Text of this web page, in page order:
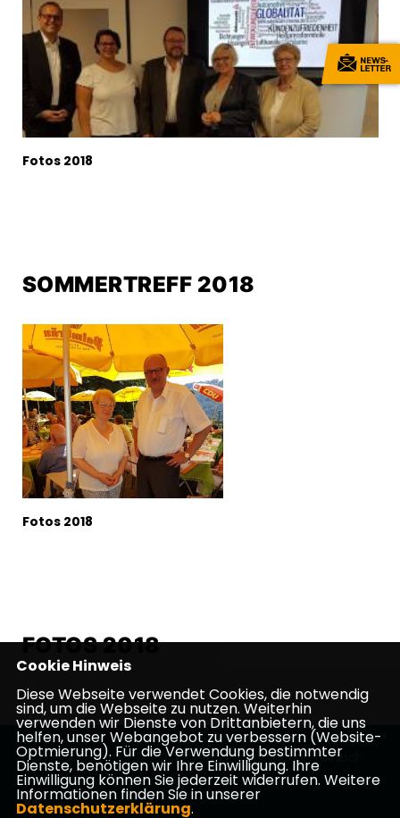
Fotos 2018
SOMMERTREFF 2018
Fotos 2018
FOTOS 2018
Homepage des CDU Stadtverbandes Neckarsteinach
Cookie Hinweis
Diese Webseite verwendet Cookies, die notwendig
sind, um die Webseite zu nutzen. Weiterhin
verwenden wir Dienste von Drittanbietern, die uns
helfen, unser Webangebot zu verbessern (Website-
Optmierung). Für die Verwendung bestimmter
Dienste, benötigen wir Ihre Einwilligung. Ihre
Einwilligung können Sie jederzeit widerrufen. Weitere
Informationen finden Sie in unserer
Datenschutzerklärung.